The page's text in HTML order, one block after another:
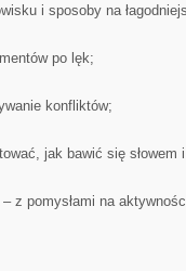
i sposoby na
po lęk;
konfliktów;
jak bawić się słowem
z pomysłami na